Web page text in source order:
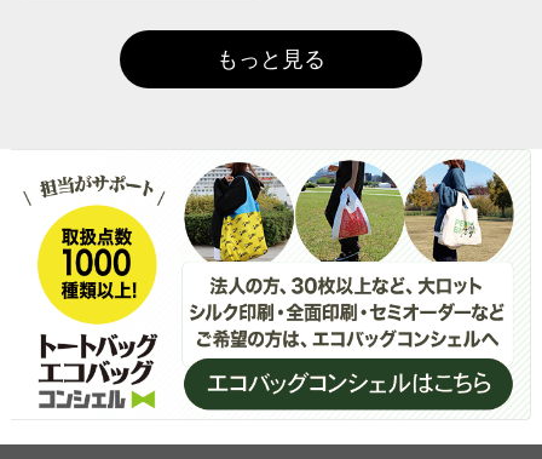
もっと見る